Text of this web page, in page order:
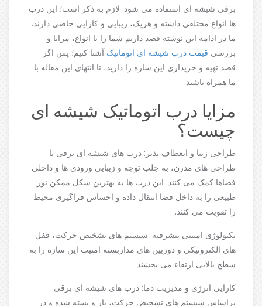
برقی شیشه ای استفاده می شود. لازم به ذکر است؛ این درب
ها انواع مختلفی داشته و هریک، زیبایی و کارایی خاصی دارند.
ما در ادامه این نوشته قصد داریم شما را با انواع، مزایا و
بررسی قیمت درب شیشه ای اتوماتیک آشنا کنیم؛ پس اگر
قصد تهیه و خریداری این سازه را دارید، تا انتهای این مقاله با
ما همراه باشید.
مزایا درب اتوماتیک شیشه ای
چیست؟
طراحی زیبا و انعطاف پذیر: درب های شیشه ای برقی با
طراحی های مدرن، به جلب توجه و زیبایی ورودی ها و داخلی
فضاها کمک می کنند. این درب ها به بهترین شکل ممکن نور
طبیعی را به داخل فضا انتقال داده و احساس فراگیری محیط
را تقویت می کنند.
تکنولوژی امنیتی پیشرفته: سیستم های تشخیص حرکت، قفل
های الکترونیکی و دوربین های مداربسته امنیت این سازه را به
سطح بالایی ارتقاء می بخشند.
کارایی انرژی و مدیریت دما: درب های شیشه ای برقی
براساس سیستم های تشخیص حرکت، باز و بسته شده و در